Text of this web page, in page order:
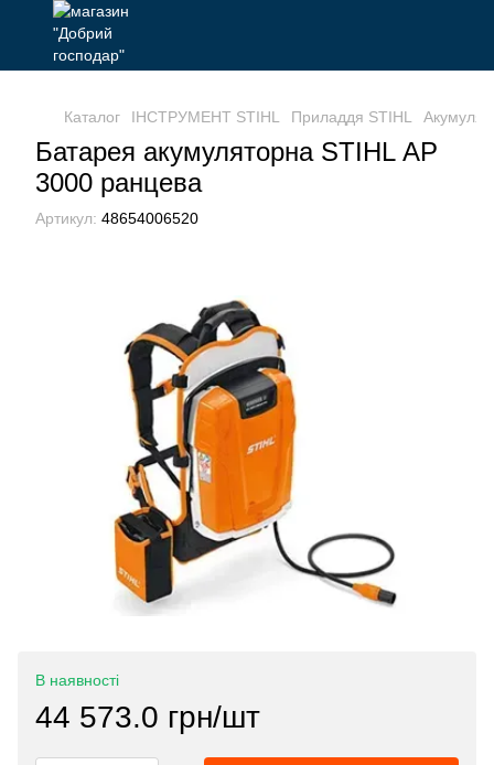
Каталог ІНСТРУМЕНТ STIHL Приладдя STIHL
Батарея акумуляторна STIHL АР
3000 ранцева
Артикул: 48654006520
В наявності
44 573.0 грн/шт